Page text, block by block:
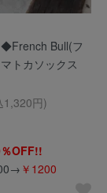
Bull(フ
トカソックス
1,320円)
OFF!!
￥1200